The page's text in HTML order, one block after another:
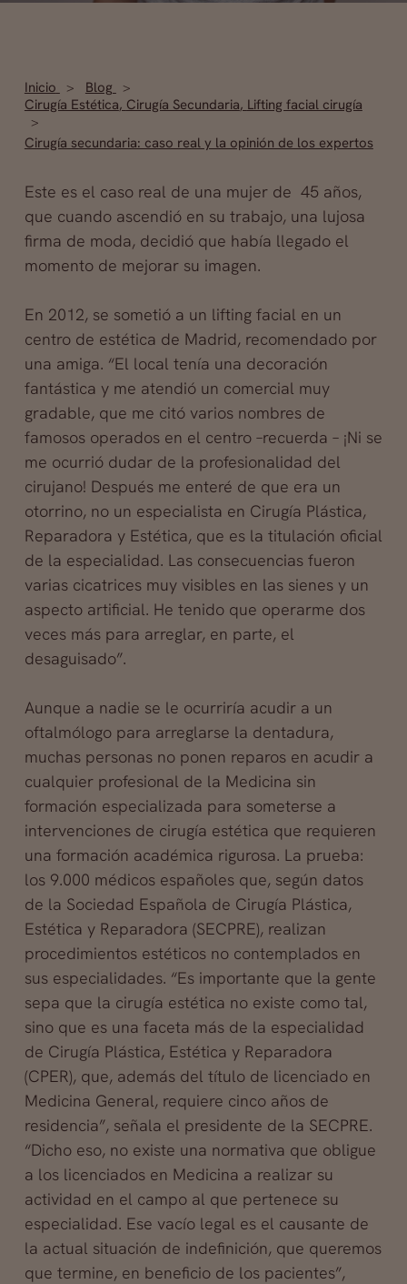
Inicio
Blog
Cirugía Estética, Cirugía Secundaria, Lifting facial cirugía
Cirugía secundaria: caso real y la opinión de los expertos
Este es el caso real de una mujer de 45 años,
que cuando ascendió en su trabajo, una lujosa
firma de moda, decidió que había llegado el
momento de mejorar su imagen.
En 2012, se sometió a un lifting facial en un
centro de estética de Madrid, recomendado por
una amiga. “El local tenía una decoración
fantástica y me atendió un comercial muy
gradable, que me citó varios nombres de
famosos operados en el centro –recuerda – ¡Ni se
me ocurrió dudar de la profesionalidad del
cirujano! Después me enteré de que era un
otorrino, no un especialista en Cirugía Plástica,
Reparadora y Estética, que es la titulación oficial
de la especialidad. Las consecuencias fueron
varias cicatrices muy visibles en las sienes y un
aspecto artificial. He tenido que operarme dos
veces más para arreglar, en parte, el
desaguisado”.
Aunque a nadie se le ocurriría acudir a un
oftalmólogo para arreglarse la dentadura,
muchas personas no ponen reparos en acudir a
cualquier profesional de la Medicina sin
formación especializada para someterse a
intervenciones de cirugía estética que requieren
una formación académica rigurosa. La prueba:
los 9.000 médicos españoles que, según datos
de la Sociedad Española de Cirugía Plástica,
Estética y Reparadora (SECPRE), realizan
procedimientos estéticos no contemplados en
sus especialidades. “Es importante que la gente
sepa que la cirugía estética no existe como tal,
sino que es una faceta más de la especialidad
de Cirugía Plástica, Estética y Reparadora
(CPER), que, además del título de licenciado en
Medicina General, requiere cinco años de
residencia”, señala el presidente de la SECPRE.
“Dicho eso, no existe una normativa que obligue
a los licenciados en Medicina a realizar su
actividad en el campo al que pertenece su
especialidad. Ese vacío legal es el causante de
la actual situación de indefinición, que queremos
que termine, en beneficio de los pacientes”,